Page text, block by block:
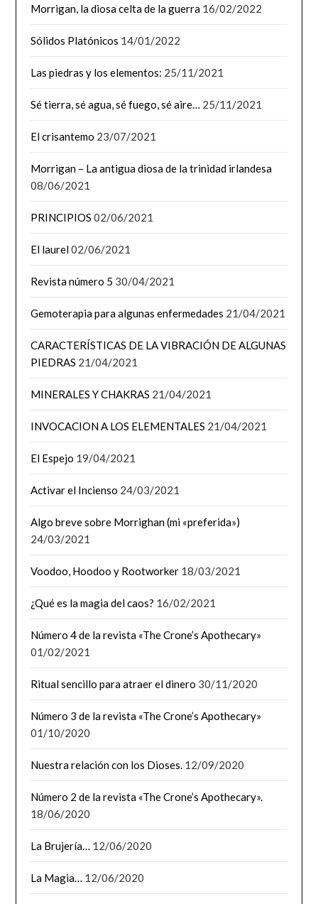
Morrigan, la diosa celta de la guerra 16/02/2022
Sólidos Platónicos 14/01/2022
Las piedras y los elementos: 25/11/2021
Sé tierra, sé agua, sé fuego, sé aire… 25/11/2021
El crisantemo 23/07/2021
Morrigan – La antigua diosa de la trinidad irlandesa
08/06/2021
PRINCIPIOS 02/06/2021
El laurel02/06/2021
Revista número 5 30/04/2021
Gemoterapia para algunas enfermedades 21/04/2021
CARACTERÍSTICAS DE LA VIBRACIÓN DE ALGUNAS
PIEDRAS 21/04/2021
MINERALES Y CHAKRAS 21/04/2021
INVOCACION A LOS ELEMENTALES 21/04/2021
El Espejo 19/04/2021
Activar el Incienso 24/03/2021
Algo breve sobre Morrighan (mi «preferida»)
24/03/2021
Voodoo, Hoodoo y Rootworker 18/03/2021
¿Qué es la magia del caos? 16/02/2021
Número 4 de la revista «The Crone’s Apothecary»
01/02/2021
Ritual sencillo para atraer el dinero 30/11/2020
Número 3 de la revista «The Crone’s Apothecary»
01/10/2020
Nuestra relación con los Dioses. 12/09/2020
Número 2 de la revista «The Crone’s Apothecary».
18/06/2020
La Brujería… 12/06/2020
La Magia… 12/06/2020